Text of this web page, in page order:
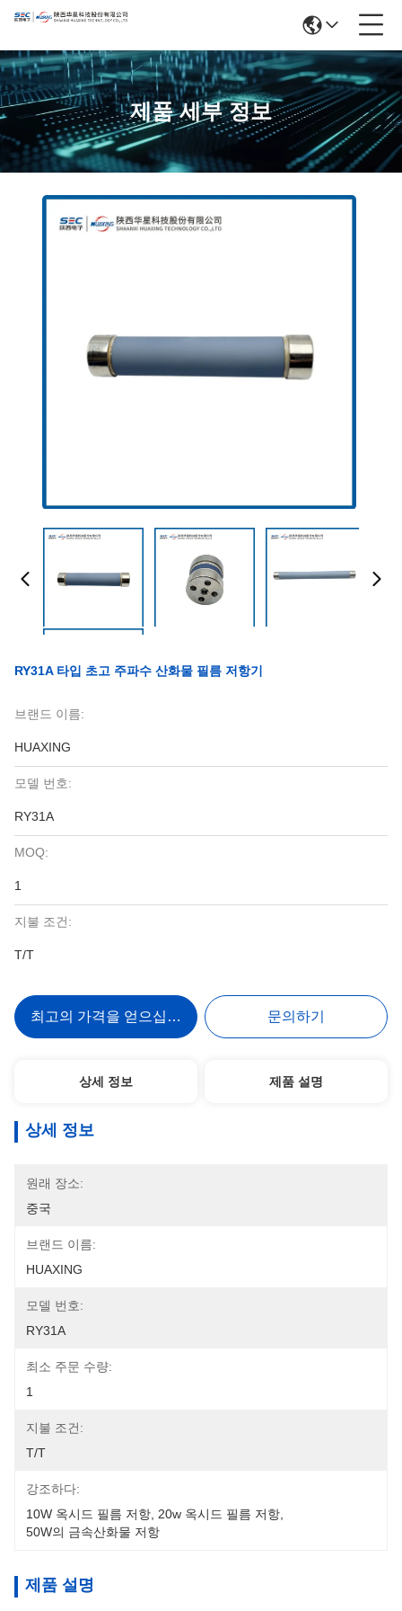
제품 세부 정보
RY31A 타입 초고 주파수 산화물 필름 저항기
브랜드 이름:
HUAXING
모델 번호:
RY31A
MOQ:
1
지불 조건:
T/T
최고의 가격을 얻으십시오 문의하기
상세 정보 제품 설명
상세 정보
원래 장소:
중국
브랜드 이름:
HUAXING
모델 번호:
RY31A
최소 주문 수량:
1
지불 조건:
T/T
강조하다:
10W 옥시드 필름 저항 20w 옥시드 필름 저항
50W의 금속산화물 저항
제품 설명